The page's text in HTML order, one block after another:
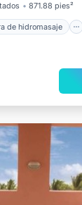
871.88 pies²
de hidromasaje